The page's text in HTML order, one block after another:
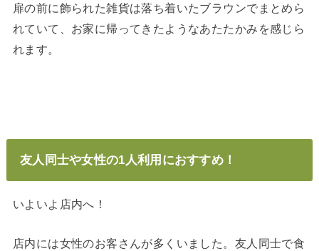
扉の前に飾られた雑貨は落ち着いたブラウンでまとめら
れていて、お家に帰ってきたようなあたたかみを感じら
れます。
友人同士や女性の1人利用におすすめ！
いよいよ店内へ！
店内には女性のお客さんが多くいました。友人同士で食